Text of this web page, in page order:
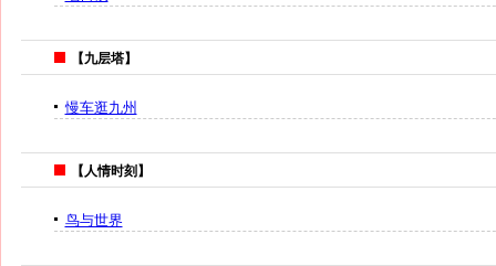
【九层塔】
慢车逛九州
【人情时刻】
鸟与世界